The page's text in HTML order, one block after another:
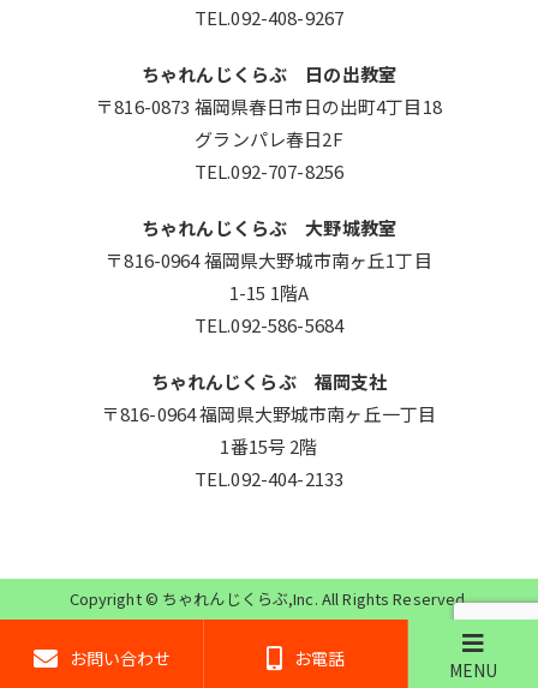
TEL.092-408-9267
ちゃれんじくらぶ 日の出教室
〒816-0873 福岡県春日市日の出町4丁目18
グランパレ春日2F
TEL.092-707-8256
ちゃれんじくらぶ 大野城教室
〒816-0964 福岡県大野城市南ヶ丘1丁目
1-15 1階A
TEL.092-586-5684
ちゃれんじくらぶ 福岡支社
〒816-0964 福岡県大野城市南ヶ丘一丁目
1番15号 2階
TEL.092-404-2133
Copyright © ちゃれんじくらぶ,Inc. All Rights Reserved.
お問い合わせ お電話 MENU